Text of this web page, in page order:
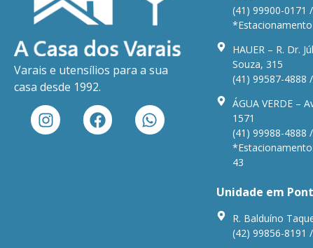
Varais e utensílios para a sua
casa desde 1992.
(41) 99900-0171
HAUER – R. Dr.
Souza, 315
(41) 99587-4888
ÁGUA VERDE –
1571
(41) 99988-4888
*Estacionamento
43
Unidade em
R. Balduíno
(42) 99856-8191